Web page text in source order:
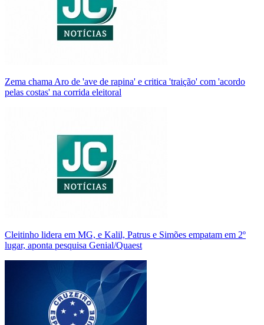
Zema chama Aro de 'ave de rapina' e critica 'traição' com 'acordo
pelas costas' na corrida eleitoral
Cleitinho lidera em MG, e Kalil, Patrus e Simões empatam em 2º
lugar, aponta pesquisa Genial/Quaest